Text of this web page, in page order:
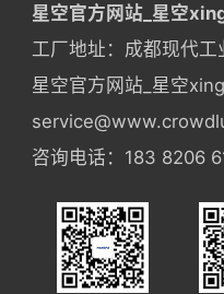
星空官方网站_星空
工厂地址：成都现代
星空官方网站_星空
咨询电话：183 8206